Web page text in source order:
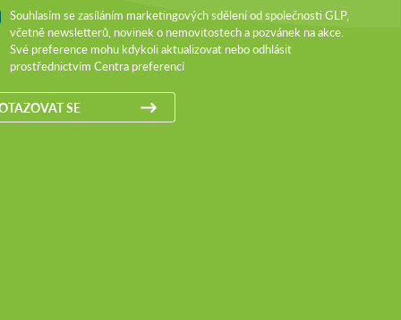
Souhlasím se zasíláním marketingových sdělení od společnosti GLP,
včetně newsletterů, novinek o nemovitostech a pozvánek na akce.
Své preference mohu kdykoli aktualizovat nebo odhlásit
prostřednictvím Centra preferencí
SE